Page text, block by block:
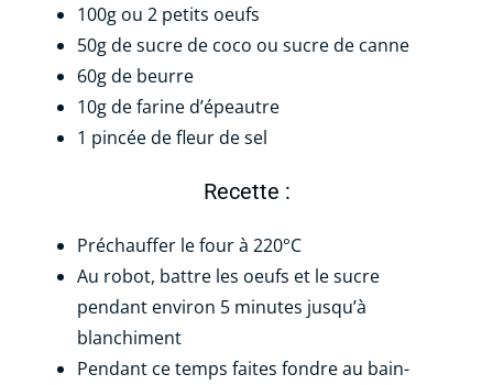
100g ou 2 petits oeufs
50g de sucre de coco ou sucre de canne
60g de beurre
10g de farine d’épeautre
1 pincée de fleur de sel
Recette :
Préchauffer le four à 220°C
Au robot, battre les oeufs et le sucre
pendant environ 5 minutes jusqu’à
blanchiment
Pendant ce temps faites fondre au bain-